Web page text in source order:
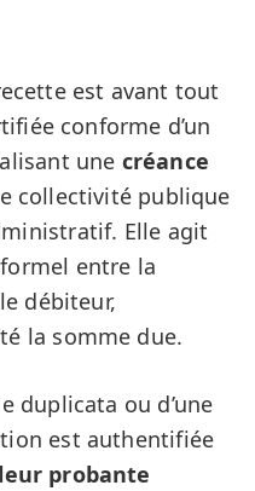
est avant tout
conforme d’un
une créance
collectivité publique
Elle agit
entre la
débiteur,
la somme due.
duplicata ou d’une
est authentifiée
probante